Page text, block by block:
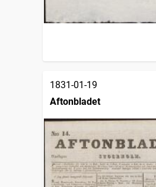
1831-01-19
Aftonbladet